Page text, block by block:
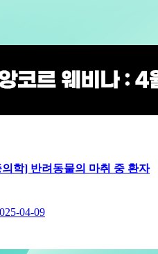
학] 반려동물의 마취 중 환자
04-09